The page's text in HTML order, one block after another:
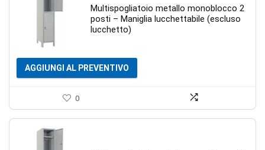
Multispogliatoio metallo monoblocco 2
posti – Maniglia lucchettabile (escluso
lucchetto)
0
AGGIUNGI AL PREVENTIVO